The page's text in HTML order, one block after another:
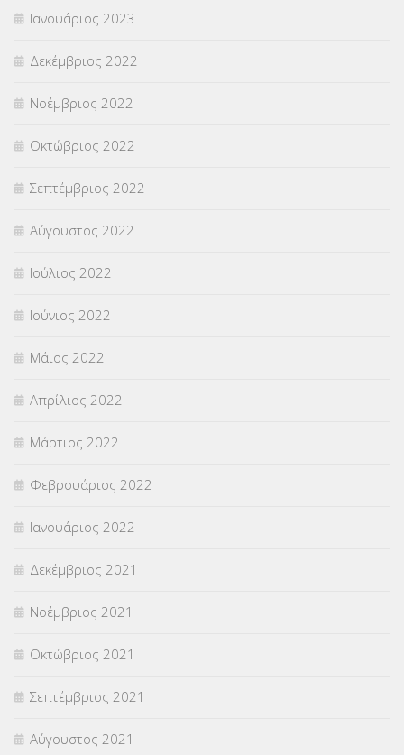
Ιανουάριος 2023
Δεκέμβριος 2022
Νοέμβριος 2022
Οκτώβριος 2022
Σεπτέμβριος 2022
Αύγουστος 2022
Ιούλιος 2022
Ιούνιος 2022
Μάιος 2022
Απρίλιος 2022
Μάρτιος 2022
Φεβρουάριος 2022
Ιανουάριος 2022
Δεκέμβριος 2021
Νοέμβριος 2021
Οκτώβριος 2021
Σεπτέμβριος 2021
Αύγουστος 2021